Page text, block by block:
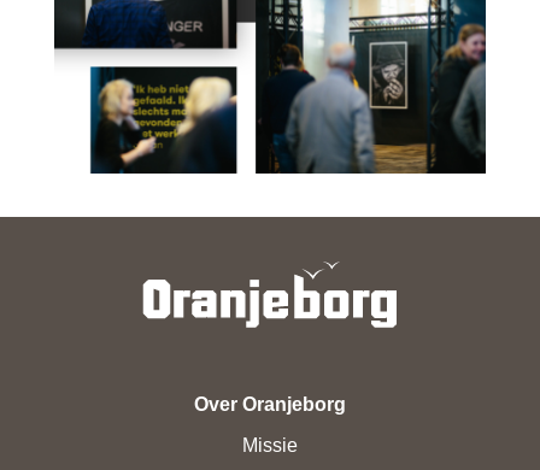
Over Oranjeborg
Missie